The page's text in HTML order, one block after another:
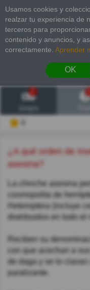
Usamos cookies y
realzar tu experiencia de
terceros para
contenido y anuncios, y
correctamente. Aprender
OK
2
¿A qué orden de insectos pertenece la chinche
asesina?
La chinche asesina
cosmopolita de
Heteroptera (incluye
distribuidos en todo el
Reciben su
con que acechan a
de daga y se lo
paralizante.